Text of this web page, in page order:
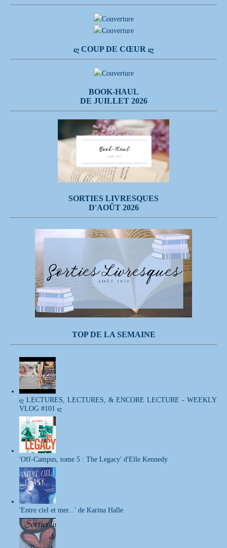
Ღ COUP DE CŒUR Ღ
BOOK-HAUL
DE JUILLET 2026
SORTIES LIVRESQUES
D'AOÛT 2026
TOP DE LA SEMAINE
ღ LECTURES, LECTURES, & ENCORE LECTURE - WEEKLY
VLOG #101 ღ
'Off-Campus, tome 5 : The Legacy' d'Elle Kennedy
'Entre ciel et mer...' de Karina Halle